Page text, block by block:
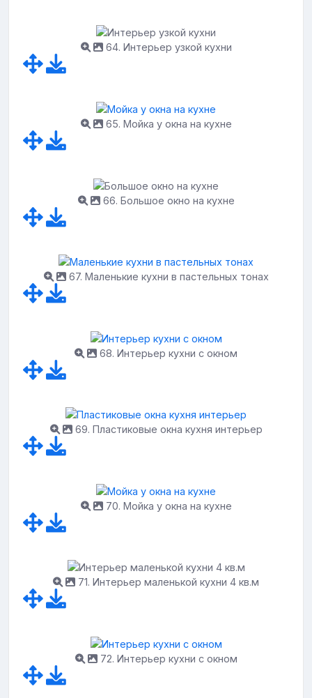
64. Интерьер узкой кухни
65. Мойка у окна на кухне
66. Большое окно на кухне
67. Маленькие кухни в пастельных тонах
68. Интерьер кухни с окном
69. Пластиковые окна кухня интерьер
70. Мойка у окна на кухне
71. Интерьер маленькой кухни 4 кв.м
72. Интерьер кухни с окном